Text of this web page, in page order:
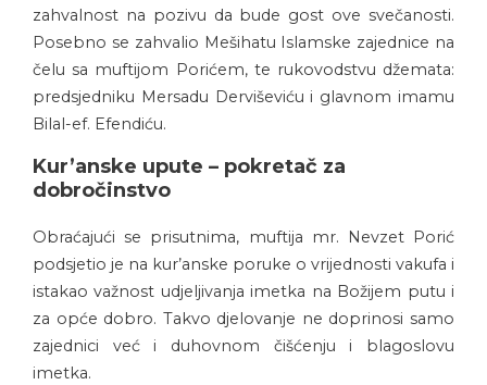
zahvalnost na pozivu da bude gost ove svečanosti.
Posebno se zahvalio Mešihatu Islamske zajednice na
čelu sa muftijom Porićem, te rukovodstvu džemata:
predsjedniku Mersadu Derviševiću i glavnom imamu
Bilal-ef. Efendiću.
Kur’anske upute – pokretač za
dobročinstvo
Obraćajući se prisutnima, muftija mr. Nevzet Porić
podsjetio je na kur’anske poruke o vrijednosti vakufa i
istakao važnost udjeljivanja imetka na Božijem putu i
za opće dobro. Takvo djelovanje ne doprinosi samo
zajednici već i duhovnom čišćenju i blagoslovu
imetka.